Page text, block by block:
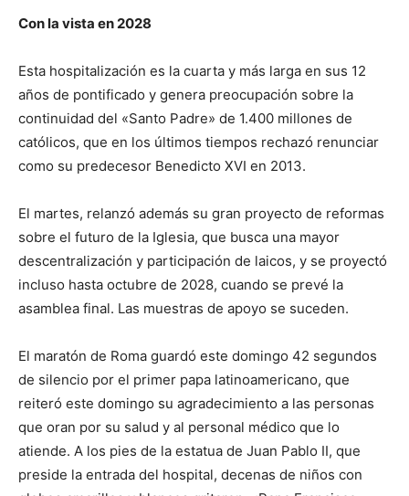
Con la vista en 2028
Esta hospitalización es la cuarta y más larga en sus 12
años de pontificado y genera preocupación sobre la
continuidad del «Santo Padre» de 1.400 millones de
católicos, que en los últimos tiempos rechazó renunciar
como su predecesor Benedicto XVI en 2013.
El martes, relanzó además su gran proyecto de reformas
sobre el futuro de la Iglesia, que busca una mayor
descentralización y participación de laicos, y se proyectó
incluso hasta octubre de 2028, cuando se prevé la
asamblea final. Las muestras de apoyo se suceden.
El maratón de Roma guardó este domingo 42 segundos
de silencio por el primer papa latinoamericano, que
reiteró este domingo su agradecimiento a las personas
que oran por su salud y al personal médico que lo
atiende. A los pies de la estatua de Juan Pablo II, que
preside la entrada del hospital, decenas de niños con